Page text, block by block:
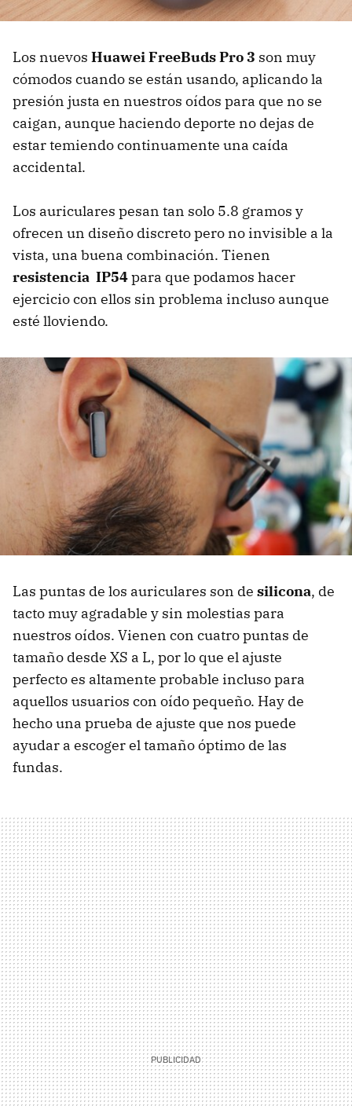
Los nuevos Huawei FreeBuds Pro 3 son muy
cómodos cuando se están usando, aplicando la
presión justa en nuestros oídos para que no se
caigan, aunque haciendo deporte no dejas de
estar temiendo continuamente una caída
accidental.
Los auriculares pesan tan solo 5.8 gramos y
ofrecen un diseño discreto pero no invisible a la
vista, una buena combinación. Tienen
resistencia IP54para que podamos hacer
ejercicio con ellos sin problema incluso aunque
esté lloviendo.
Las puntas de los auriculares son de silicona, de
tacto muy agradable y sin molestias para
nuestros oídos. Vienen con cuatro puntas de
tamaño desde XS a L, por lo que el ajuste
perfecto es altamente probable incluso para
aquellos usuarios con oído pequeño. Hay de
hecho una prueba de ajuste que nos puede
ayudar a escoger el tamaño óptimo de las
fundas.